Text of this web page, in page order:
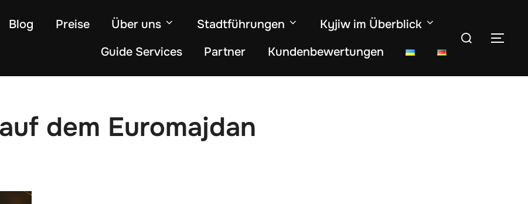
Blog Preise Über uns Stadtführungen
Kyjiw im Überblick
Guide Services
Partner Kundenbewertungen
Suchen
dem Euromajdan